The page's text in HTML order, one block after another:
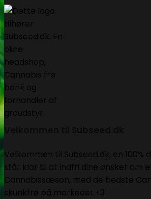
Velkommen til Subseed.dk, en 100%
står klar til at indfri dine ønsker om
Cannabissæson, med de bedste
skunkfrø på markedet <3